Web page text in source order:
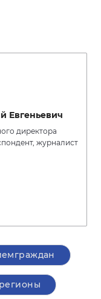
Евгеньевич
директора
журналист